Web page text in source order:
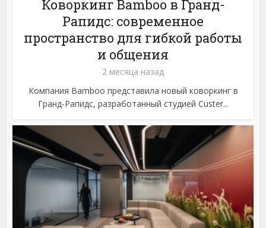
Коворкинг Bamboo в Гранд-
Рапидс: современное
пространство для гибкой работы
и общения
2 месяца назад
Компания Bamboo представила новый коворкинг в
Гранд-Рапидс, разработанный студией Custer...